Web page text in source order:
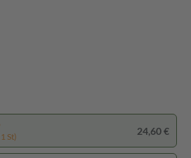
St)
24,60 €